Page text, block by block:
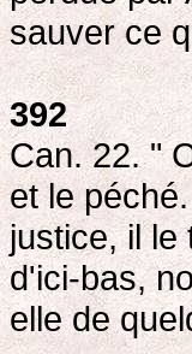
sauver ce
392
Can. 22. "
et le
justice, il le
d'ici-bas,
elle de